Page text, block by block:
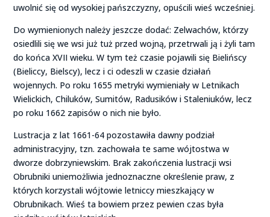
uwolnić się od wysokiej pańszczyzny, opuścili wieś wcześniej.
Do wymienionych należy jeszcze dodać: Zelwachów, którzy
osiedlili się we wsi już tuż przed wojną, przetrwali ją i żyli tam
do końca XVII wieku. W tym też czasie pojawili się Bielińscy
(Bieliccy, Bielscy), lecz i ci odeszli w czasie działań
wojennych. Po roku 1655 metryki wymieniały w Letnikach
Wielickich, Chiluków, Sumitów, Radusików i Staleniuków, lecz
po roku 1662 zapisów o nich nie było.
Lustracja z lat 1661-64 pozostawiła dawny podział
administracyjny, tzn. zachowała te same wójtostwa w
dworze dobrzyniewskim. Brak zakończenia lustracji wsi
Obrubniki uniemożliwia jednoznaczne określenie praw, z
których korzystali wójtowie letniccy mieszkający w
Obrubnikach. Wieś ta bowiem przez pewien czas była